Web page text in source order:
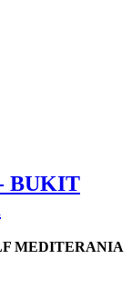
BUKIT
MEDITERANIA